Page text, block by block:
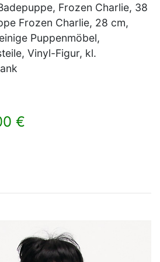
Frozen Charlie, 38
Frozen Charlie, 28 cm,
Puppenmöbel,
Vinyl-Figur, kl.
€